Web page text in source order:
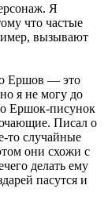
Я
что частые
вызывают
Ершов — это
я не могу до
Ершок-писунок
Писал о
то случайные
они схожи с
делать ему
пасутся и